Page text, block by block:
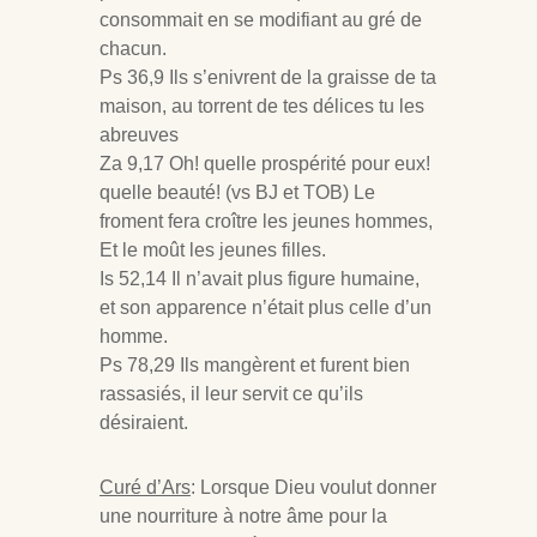
consommait en se modifiant au gré de
chacun.
Ps 36,9 Ils s’enivrent de la graisse de ta
maison, au torrent de tes délices tu les
abreuves
Za 9,17 Oh! quelle prospérité pour eux!
quelle beauté! (vs BJ et TOB) Le
froment fera croître les jeunes hommes,
Et le moût les jeunes filles.
Is 52,14 Il n’avait plus figure humaine,
et son apparence n’était plus celle d’un
homme.
Ps 78,29 Ils mangèrent et furent bien
rassasiés, il leur servit ce qu’ils
désiraient.
Curé d’Ars: Lorsque Dieu voulut donner
une nourriture à notre âme pour la